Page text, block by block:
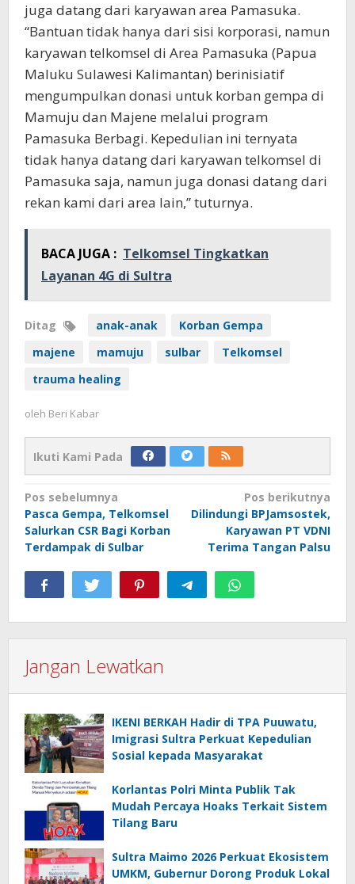
juga datang dari karyawan area Pamasuka.
“Bantuan tidak hanya dari sisi korporasi, namun
karyawan telkomsel di Area Pamasuka (Papua
Maluku Sulawesi Kalimantan) berinisiatif
mengumpulkan donasi untuk korban gempa di
Mamuju dan Majene melalui program
Pamasuka Berbagi. Kepedulian ini ternyata
tidak hanya datang dari karyawan telkomsel di
Pamasuka saja, namun juga donasi datang dari
rekan kami dari area lain,” tuturnya.
BACA JUGA : Telkomsel Tingkatkan
Layanan 4G di Sultra
Ditag anak-anak
Korban Gempa
majene
mamuju sulbar
Telkomsel
trauma healing
oleh Beri Kabar
Ikuti Kami Pada
Navigasi
pos
Pos sebelumnya
Pasca Gempa, Telkomsel
Salurkan CSR Bagi Korban
Terdampak di Sulbar
Pos berikutnya
Dilindungi BPJamsostek,
Karyawan PT VDNI
Terima Tangan Palsu
Jangan Lewatkan
IKENI BERKAH Hadir di TPA Puuwatu,
Imigrasi Sultra Perkuat Kepedulian
Sosial kepada Masyarakat
Korlantas Polri Minta Publik Tak
Mudah Percaya Hoaks Terkait Sistem
Tilang Baru
Sultra Maimo 2026 Perkuat Ekosistem
UMKM, Gubernur Dorong Produk Lokal